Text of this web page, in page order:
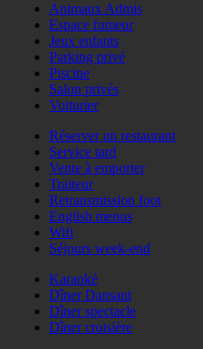
Animaux Admis
Espace fumeur
Jeux enfants
Parking privé
Piscine
Salon privés
Voiturier
Réserver un restaurant
Service tard
Vente à emporter
Traiteur
Retransmission foot
English menus
Wifi
Séjours week-end
Karaoké
Dîner Dansant
Dîner spectacle
Dîner croisière